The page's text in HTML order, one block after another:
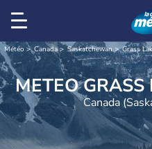
Météo Canada Saskatchewan Grass
METEO
Canada